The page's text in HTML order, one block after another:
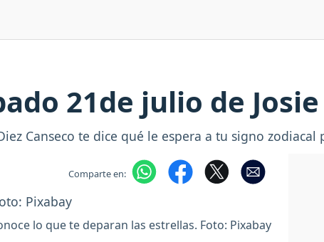
21de julio de
Canseco te dice qué le espera a tu signo zodiacal
Comparte en:
lo que te deparan las estrellas. Foto: Pixabay